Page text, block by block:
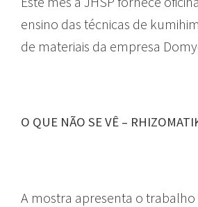
ensino das técnicas de
de materiais da empresa
O QUE NÃO SE VÊ –
A mostra apresenta o